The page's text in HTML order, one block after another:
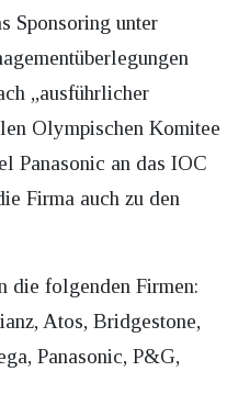
Sponsoring unter
„ausführlicher
Olympischen Komitee
Panasonic an das IOC
Firma auch zu den
die folgenden Firmen:
Atos, Bridgestone,
Panasonic, P&G,